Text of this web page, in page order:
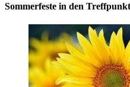
Sommerfeste in den